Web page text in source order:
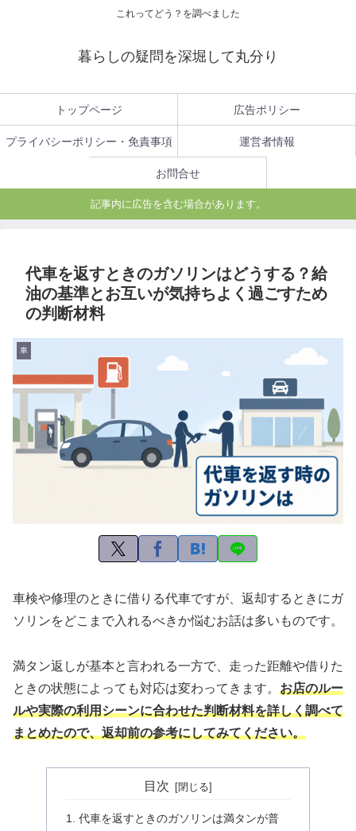
これってどう？を調べました
暮らしの疑問を深堀して丸分り
トップページ 広告ポリシー
プライバシーポリシー・免責事項 運営者情報
お問合せ
記事内に広告を含む場合があります。
代車を返すときのガソリンはどうする？給
油の基準とお互いが気持ちよく過ごすため
の判断材料
車
車検や修理のときに借りる代車ですが、返却するときにガ
ソリンをどこまで入れるべきか悩むお話は多いものです。
満タン返しが基本と言われる一方で、走った距離や借りた
ときの状態によっても対応は変わってきます。 お店のルー
ルや実際の利用シーンに合わせた判断材料を詳しく調べて
まとめたので、返却前の参考にしてみてください。
目次
代車を返すときのガソリンは満タンが普